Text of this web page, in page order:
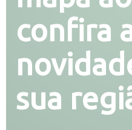
confira
sua